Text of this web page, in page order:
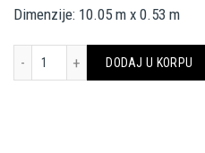
Dimenzije: 10.05 m x 0.53 m
DODAJ U KORPU